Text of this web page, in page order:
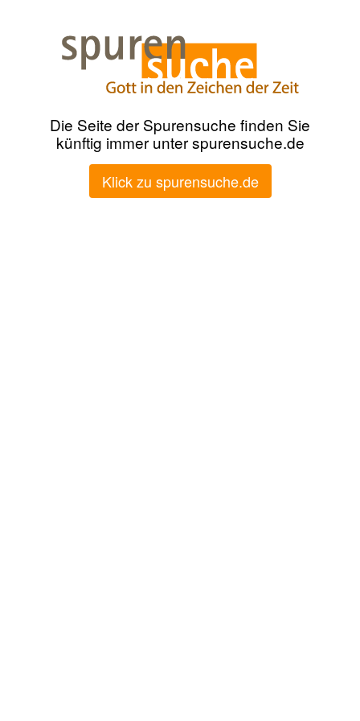
Die Seite der Spurensuche finden Sie
künftig immer unter spurensuche.de
Klick zu spurensuche.de